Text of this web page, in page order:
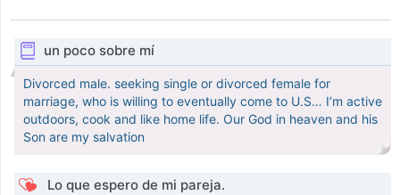
un poco sobre mí
Divorced male. seeking single or divorced female for
marriage, who is willing to eventually come to U.S… I’m active
outdoors, cook and like home life. Our God in heaven and his
Son are my salvation
Lo que espero de mi pareja.